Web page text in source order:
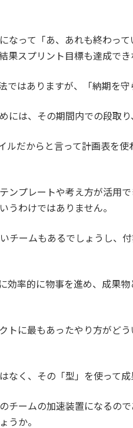
なって「あ、あれも終わっ
果スプリント目標も達成でき
ではありますが、「納期を守
には、その期間内での段取り
ルだからと言って計画表を
ンプレートや考え方が活用
うわけではありません。
チームもあるでしょうし、
効率的に物事を進め、成果
トに最もあったやり方がど
なく、その「型」を使って成
チームの加速装置になるの
うか。